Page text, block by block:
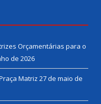
Orçamentárias para o
de 2026
Matriz 27 de maio de